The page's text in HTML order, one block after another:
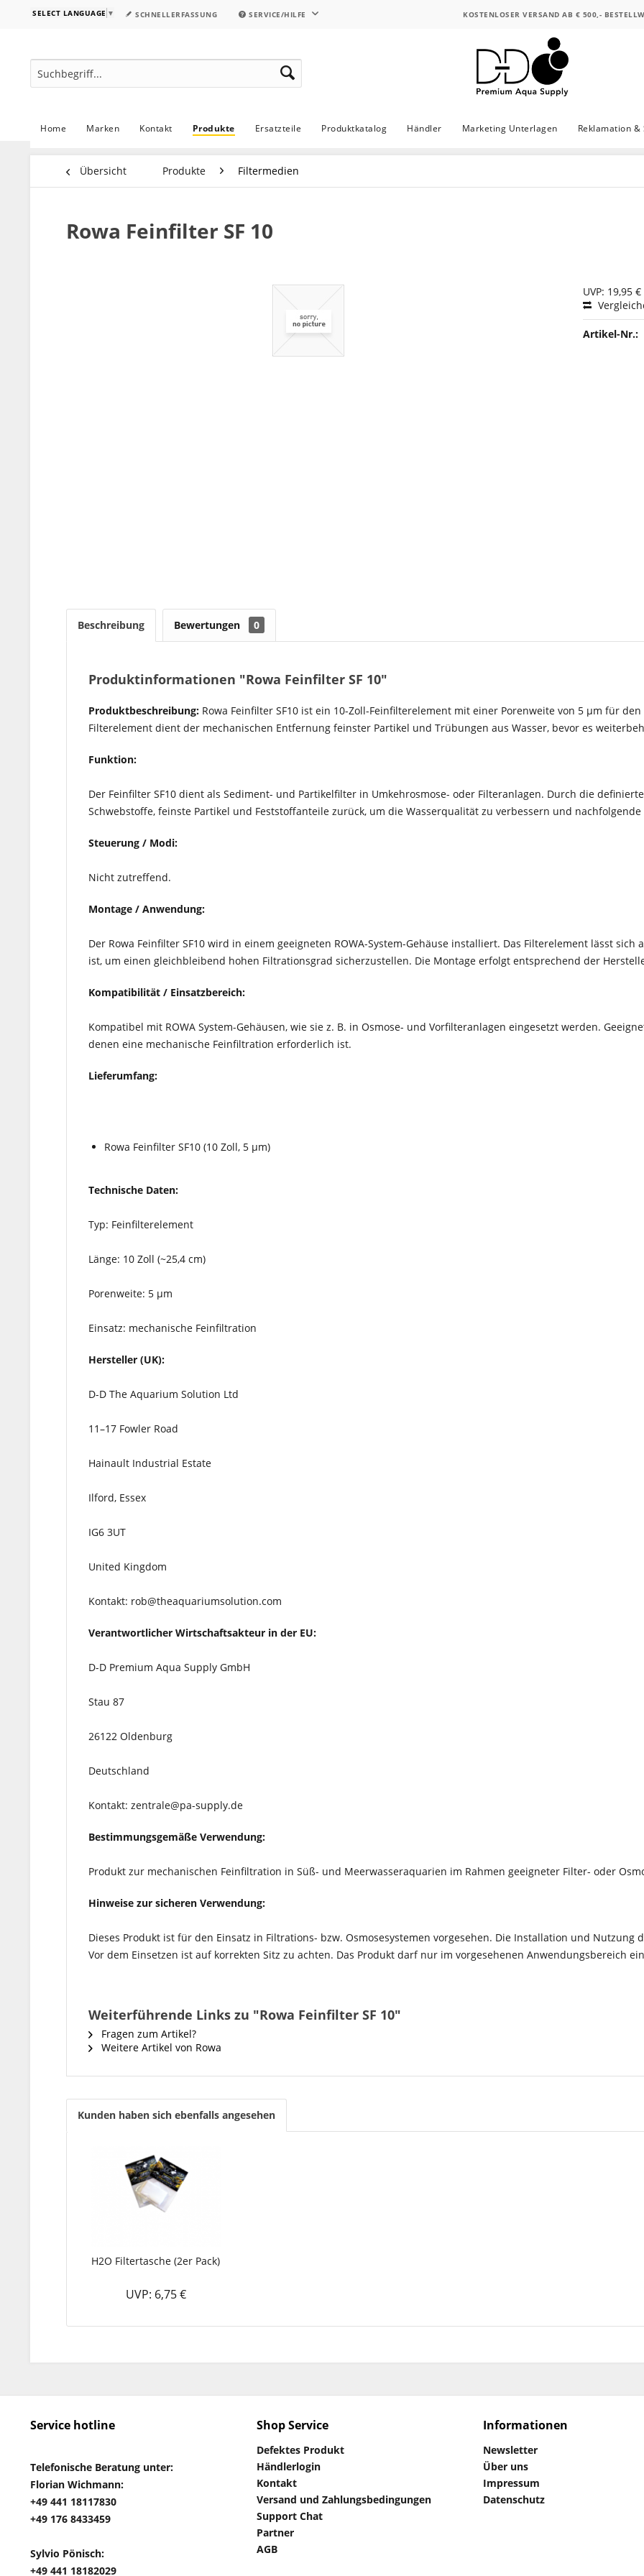
SELECT LANGUAGE ▼ SCHNELLERFASSUNG SERVICE/HILFE KOSTENLOSER VERSAND AB € 500,-
Home Marken Kontakt Produkte Ersatzteile Produktkatalog Händler Marketing Unterlagen Reklamation &
Übersicht Produkte Filtermedien
Rowa Feinfilter SF 10
UVP: 19,95 €
Artikel-Nr.:
Beschreibung Bewertungen 0
Produktinformationen "Rowa Feinfilter SF 10"
Produktbeschreibung: Rowa Feinfilter SF10 ist ein 10-Zoll-Feinfilterelement mit einer Porenweite von 5 µm für den
Filterelement dient der mechanischen Entfernung feinster Partikel und Trübungen aus Wasser, bevor es
Funktion:
Der Feinfilter SF10 dient als Sediment- und Partikelfilter in Umkehrosmose- oder Filteranlagen. Durch die
Schwebstoffe, feinste Partikel und Feststoffanteile zurück, um die Wasserqualität zu verbessern und
Steuerung / Modi:
Nicht zutreffend.
Montage / Anwendung:
Der Rowa Feinfilter SF10 wird in einem geeigneten ROWA-System-Gehäuse installiert. Das Filterelement lässt
ist, um einen gleichbleibend hohen Filtrationsgrad sicherzustellen. Die Montage erfolgt entsprechend der
Kompatibilität / Einsatzbereich:
Kompatibel mit ROWA System-Gehäusen, wie sie z. B. in Osmose- und Vorfilteranlagen eingesetzt werden.
denen eine mechanische Feinfiltration erforderlich ist.
Lieferumfang:
Rowa Feinfilter SF10 (10 Zoll, 5 µm)
Technische Daten:
Typ: Feinfilterelement
Länge: 10 Zoll (~25,4 cm)
Porenweite: 5 µm
Einsatz: mechanische Feinfiltration
Hersteller (UK):
D-D The Aquarium Solution Ltd
11–17 Fowler Road
Hainault Industrial Estate
Ilford, Essex
IG6 3UT
United Kingdom
Kontakt: rob@theaquariumsolution.com
Verantwortlicher Wirtschaftsakteur in der EU:
D-D Premium Aqua Supply GmbH
Stau 87
26122 Oldenburg
Deutschland
Kontakt: zentrale@pa-supply.de
Bestimmungsgemäße Verwendung:
Produkt zur mechanischen Feinfiltration in Süß- und Meerwasseraquarien im Rahmen geeigneter Filter- oder
Hinweise zur sicheren Verwendung:
Dieses Produkt ist für den Einsatz in Filtrations- bzw. Osmosesystemen vorgesehen. Die Installation und
Vor dem Einsetzen ist auf korrekten Sitz zu achten. Das Produkt darf nur im vorgesehenen Anwendungsbereich
Weiterführende Links zu "Rowa Feinfilter SF 10"
Fragen zum Artikel?
Weitere Artikel von Rowa
Kunden haben sich ebenfalls angesehen
H2O Filtertasche (2er Pack)
UVP: 6,75 €
Service hotline
Telefonische Beratung unter:
Florian Wichmann:
+49 441 18117830
+49 176 8433459
Sylvio Pönisch:
+49 441 18182029
Shop Service
Defektes Produkt
Händlerlogin
Kontakt
Versand und Zahlungsbedingungen
Support Chat
Partner
AGB
Informationen
Newsletter
Über uns
Impressum
Datenschutz